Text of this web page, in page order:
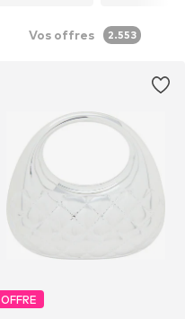
Vos offres 2.553
OFFRE